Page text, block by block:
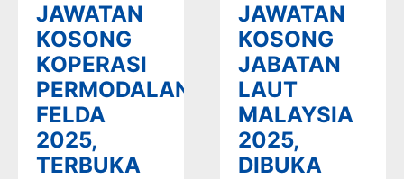
JAWATAN
KOSONG
KOPERASI
PERMODALAN
FELDA
2025,
TERBUKA
JAWATAN
KOSONG
JABATAN
LAUT
MALAYSIA
2025,
DIBUKA